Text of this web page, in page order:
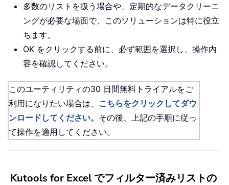
多数のリストを扱う場合や、定期的なデータクリーニ
ングが必要な場面で、このソリューションは特に役立
ちます。
OK をクリックする前に、必ず範囲を選択し、操作内
容を確認してください。
このユーティリティの30 日間無料トライアルをご
利用になりたい場合は、 こちらをクリックしてダウ
ンロードしてください。 その後、上記の手順に従っ
て操作を適用してください。
Kutools for Excel でフィルター済みリストの